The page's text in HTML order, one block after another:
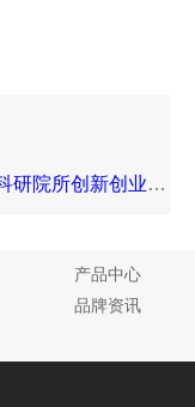
研院所创新创业大
产品中心
品牌资讯